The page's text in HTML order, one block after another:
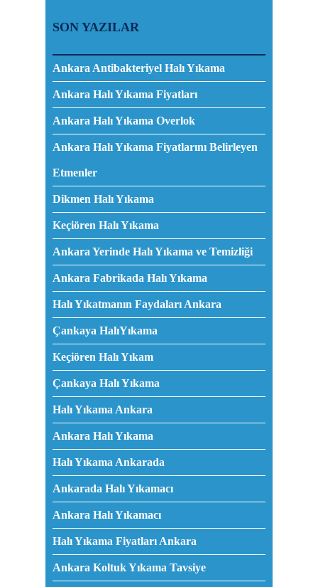
SON YAZILAR
Ankara Antibakteriyel Halı Yıkama
Ankara Halı Yıkama Fiyatları
Ankara Halı Yıkama Overlok
Ankara Halı Yıkama Fiyatlarını Belirleyen
Etmenler
Dikmen Halı Yıkama
Keçiören Halı Yıkama
Ankara Yerinde Halı Yıkama ve Temizliği
Ankara Fabrikada Halı Yıkama
Halı Yıkatmanın Faydaları Ankara
Çankaya HalıYıkama
Keçiören Halı Yıkam
Çankaya Halı Yıkama
Halı Yıkama Ankara
Ankara Halı Yıkama
Halı Yıkama Ankarada
Ankarada Halı Yıkamacı
Ankara Halı Yıkamacı
Halı Yıkama Fiyatları Ankara
Ankara Koltuk Yıkama Tavsiye